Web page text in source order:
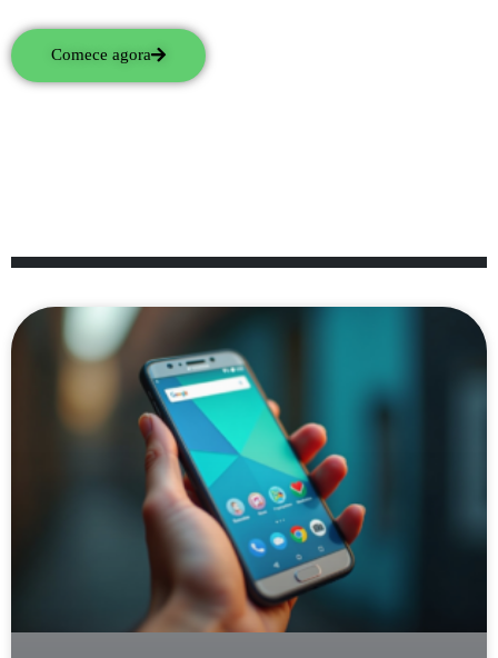
Comece agora